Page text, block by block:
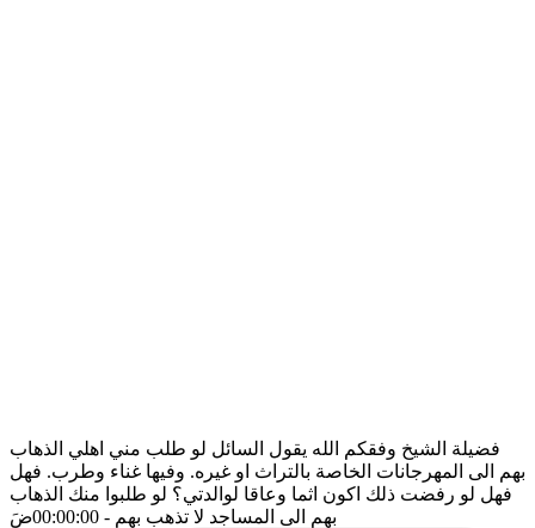
فضيلة الشيخ وفقكم الله يقول السائل لو طلب مني اهلي الذهاب
بهم الى المهرجانات الخاصة بالتراث او غيره. وفيها غناء وطرب. فهل
فهل لو رفضت ذلك اكون اثما وعاقا لوالدتي؟ لو طلبوا منك الذهاب
بهم الى المساجد لا تذهب بهم - 00:00:00 ضَ